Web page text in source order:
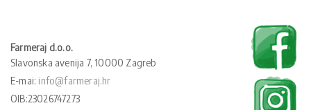
Farmeraj d.o.o.
Slavonska avenija 7, 10000 Zagreb
E-mai: info@farmeraj.hr
OIB:23026747273